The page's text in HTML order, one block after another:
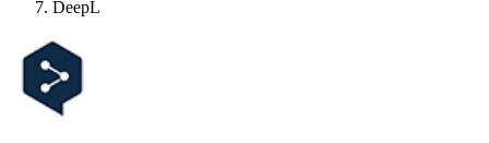
DeepL